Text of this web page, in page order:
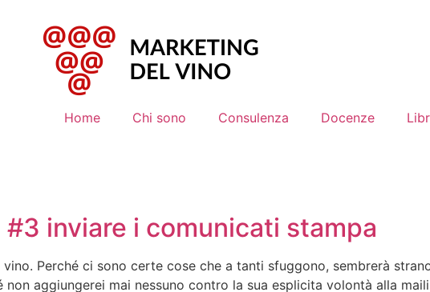
Home Chi sono Consulenza Docenze
inviare i comunicati stampa
Perché ci sono certe cose che a tanti sfuggono, sembrerà
aggiungerei mai nessuno contro la sua esplicita volontà alla